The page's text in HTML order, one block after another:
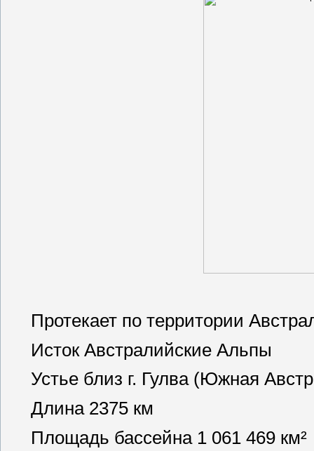
Протекает по территории
Исток Австралийские Альпы
Устье близ г. Гулва (Южная
Длина 2375 км
Площадь бассейна 1 061 469 км²